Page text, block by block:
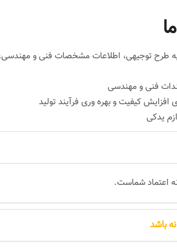
طرح توجیهی، اطلاعات مشخصات فنی و
فنی و مهندسی
افزایش کیفیت و بهره وری فرآیند تولید
یدکی
اعتماد شماست.
باشد